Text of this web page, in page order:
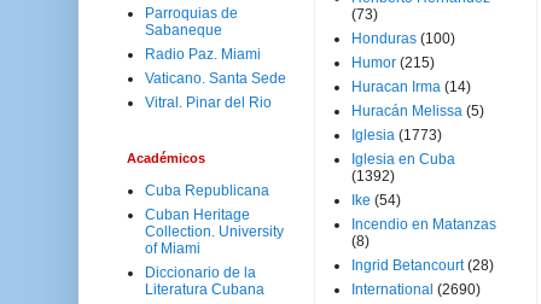
Parroquias de
Sabaneque
Radio Paz. Miami
Vaticano. Santa Sede
Vitral. Pinar del Rio
Académicos
Cuba Republicana
Cuban Heritage
Collection. University
of Miami
Diccionario de la
Literatura Cubana
(73)
Honduras (100)
Humor (215)
Huracan Irma (14)
Huracán Melissa (5)
Iglesia (1773)
Iglesia en Cuba
(1392)
Ike (54)
Incendio en Matanzas
(8)
Ingrid Betancourt (28)
International (2690)